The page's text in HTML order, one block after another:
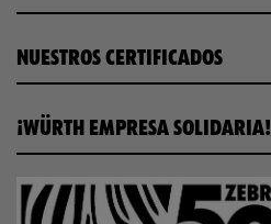
NUESTROS CERTIFICADOS
¡WÜRTH EMPRESA SOLIDARIA!